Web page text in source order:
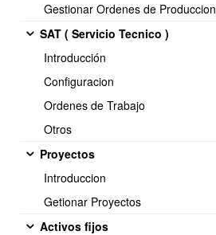
Gestionar Ordenes de Produccion
SAT ( Servicio Tecnico )
Introducción
Configuracion
Ordenes de Trabajo
Otros
Proyectos
Introduccion
Getionar Proyectos
Activos fijos